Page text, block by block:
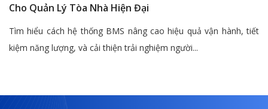
Cho Quản Lý Tòa Nhà Hiện Đại
Tìm hiểu cách hệ thống BMS nâng cao hiệu quả vận hành, tiết
kiệm năng lượng, và cải thiện trải nghiệm người...